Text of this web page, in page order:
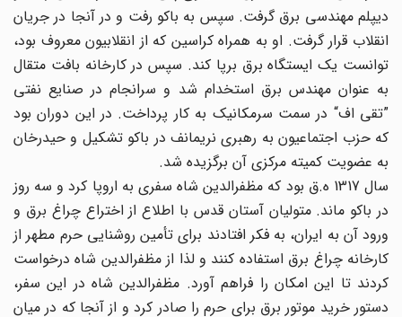
دیپلم مهندسی برق گرفت. سپس به باکو رفت و در آنجا در جریان
انقلاب قرار گرفت. او به همراه کراسین که از انقلابیون معروف بود،
توانست یک ایستگاه برق برپا کند. سپس در کارخانه بافت متقال
به عنوان مهندس برق استخدام شد و سرانجام در صنایع نفتی
”تقی اف“ در سمت سرمکانیک به کار پرداخت. در این دوران بود
که حزب اجتماعیون به رهبری نریمانف در باکو تشکیل و حیدرخان
به عضویت کمیته مرکزی آن برگزیده شد.
سال 1317 ه.ق بود که مظفرالدین شاه سفری به اروپا کرد و سه روز
در باکو ماند. متولیان آستان قدس با اطلاع از اختراع چراغ برق و
ورود آن به ایران، به فکر افتادند برای تأمین روشنایی حرم مطهر از
کارخانه چراغ برق استفاده کنند و لذا از مظفرالدین شاه درخواست
کردند تا این امکان را فراهم آورد. مظفرالدین شاه در این سفر،
دستور خرید موتور برق برای حرم را صادر کرد و از آنجا که در میان